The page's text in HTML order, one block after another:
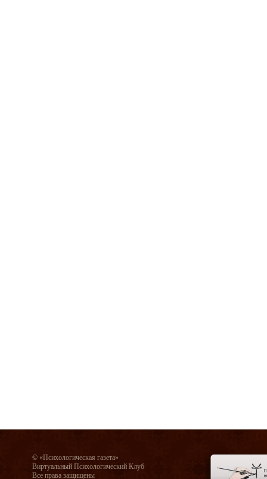
© «Психологическая газета»
Виртуальный Психологический Клуб
Все права защищены